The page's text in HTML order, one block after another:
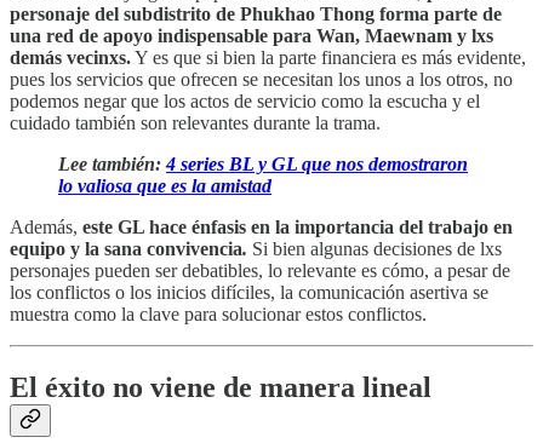
personaje del subdistrito de Phukhao Thong forma parte de
una red de apoyo indispensable para Wan, Maewnam y lxs
demás vecinxs.Y es que si bien la parte financiera es más evidente,
pues los servicios que ofrecen se necesitan los unos a los otros, no
podemos negar que los actos de servicio como la escucha y el
cuidado también son relevantes durante la trama.
Lee también:4 series BL y GL que nos demostraron
lo valiosa que es la amistad
Además, este GL hace énfasis en la importancia del trabajo en
equipo y la sana convivencia. Si bien algunas decisiones de lxs
personajes pueden ser debatibles, lo relevante es cómo, a pesar de
los conflictos o los inicios difíciles, la comunicación asertiva se
muestra como la clave para solucionar estos conflictos.
El éxito no viene de manera lineal